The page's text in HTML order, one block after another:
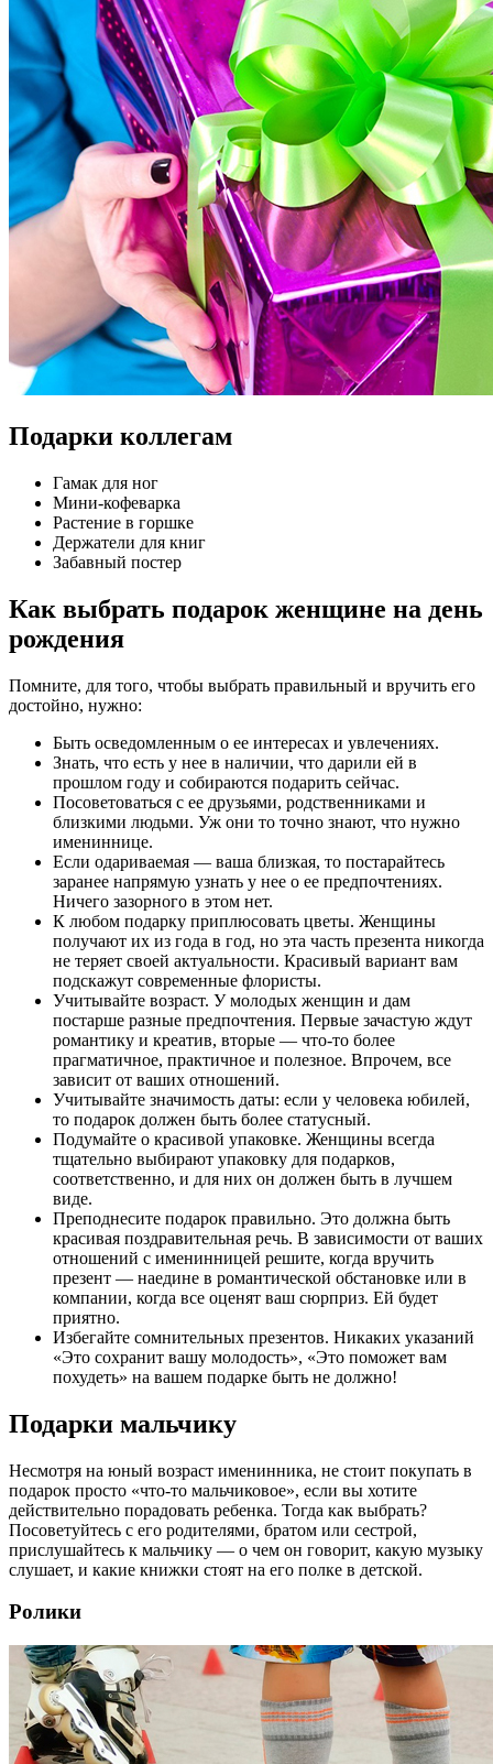
Подарки коллегам
Гамак для ног
Мини-кофеварка
Растение в горшке
Держатели для книг
Забавный постер
Как выбрать подарок женщине на день
рождения
Помните, для того, чтобы выбрать правильный и вручить его
достойно, нужно:
Быть осведомленным о ее интересах и увлечениях.
Знать, что есть у нее в наличии, что дарили ей в
прошлом году и собираются подарить сейчас.
Посоветоваться с ее друзьями, родственниками и
близкими людьми. Уж они то точно знают, что нужно
имениннице.
Если одариваемая — ваша близкая, то постарайтесь
заранее напрямую узнать у нее о ее предпочтениях.
Ничего зазорного в этом нет.
К любом подарку приплюсовать цветы. Женщины
получают их из года в год, но эта часть презента никогда
не теряет своей актуальности. Красивый вариант вам
подскажут современные флористы.
Учитывайте возраст. У молодых женщин и дам
постарше разные предпочтения. Первые зачастую ждут
романтику и креатив, вторые — что-то более
прагматичное, практичное и полезное. Впрочем, все
зависит от ваших отношений.
Учитывайте значимость даты: если у человека юбилей,
то подарок должен быть более статусный.
Подумайте о красивой упаковке. Женщины всегда
тщательно выбирают упаковку для подарков,
соответственно, и для них он должен быть в лучшем
виде.
Преподнесите подарок правильно. Это должна быть
красивая поздравительная речь. В зависимости от ваших
отношений с именинницей решите, когда вручить
презент — наедине в романтической обстановке или в
компании, когда все оценят ваш сюрприз. Ей будет
приятно.
Избегайте сомнительных презентов. Никаких указаний
«Это сохранит вашу молодость», «Это поможет вам
похудеть» на вашем подарке быть не должно!
Подарки мальчику
Несмотря на юный возраст именинника, не стоит покупать в
подарок просто «что-то мальчиковое», если вы хотите
действительно порадовать ребенка. Тогда как выбрать?
Посоветуйтесь с его родителями, братом или сестрой,
прислушайтесь к мальчику — о чем он говорит, какую музыку
слушает, и какие книжки стоят на его полке в детской.
Ролики